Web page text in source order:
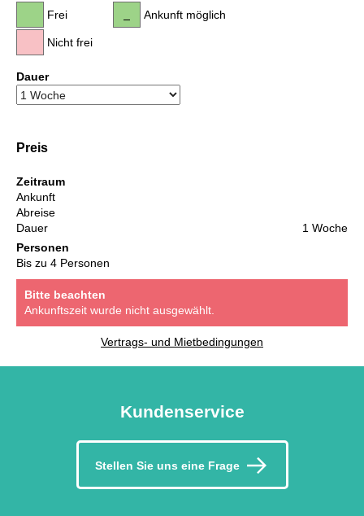
Frei
Nicht frei
Ankunft möglich
Dauer
Preis
Zeitraum
Ankunft
Abreise
Dauer
1 Woche
Personen
Bis zu 4 Personen
Bitte beachten
Ankunftszeit wurde nicht ausgewählt.
Vertrags- und Mietbedingungen
Kundenservice
Stellen Sie uns eine Frage